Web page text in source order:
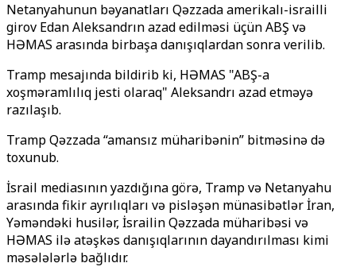
Netanyahunun bəyanatları Qəzzada amerikalı-israilli
girov Edan Aleksandrın azad edilməsi üçün ABŞ və
HƏMAS arasında birbaşa danışıqlardan sonra verilib.
Tramp mesajında ​​bildirib ki, HƏMAS "ABŞ-a
xoşməramlılıq jesti olaraq" Aleksandrı azad etməyə
razılaşıb.
Tramp Qəzzada “amansız müharibənin” bitməsinə də
toxunub.
İsrail mediasının yazdığına görə, Tramp və Netanyahu
arasında fikir ayrılıqları və pisləşən münasibətlər İran,
Yəməndəki husilər, İsrailin Qəzzada müharibəsi və
HƏMAS ilə atəşkəs danışıqlarının dayandırılması kimi
məsələlərlə bağlıdır.